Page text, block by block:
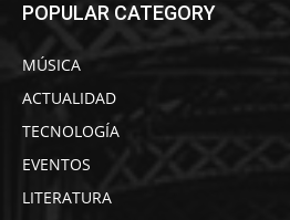
POPULAR CATEGORY
MÚSICA
ACTUALIDAD
TECNOLOGÍA
EVENTOS
LITERATURA